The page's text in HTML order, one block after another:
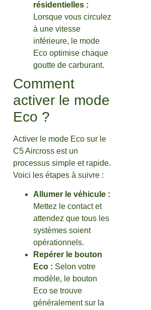
résidentielles :
Lorsque vous circulez
à une vitesse
inférieure, le mode
Eco optimise chaque
goutte de carburant.
Comment
activer le mode
Eco ?
Activer le mode Eco sur le
C5 Aircross est un
processus simple et rapide.
Voici les étapes à suivre :
Allumer le véhicule :
Mettez le contact et
attendez que tous les
systèmes soient
opérationnels.
Repérer le bouton
Eco : Selon votre
modèle, le bouton
Eco se trouve
généralement sur la